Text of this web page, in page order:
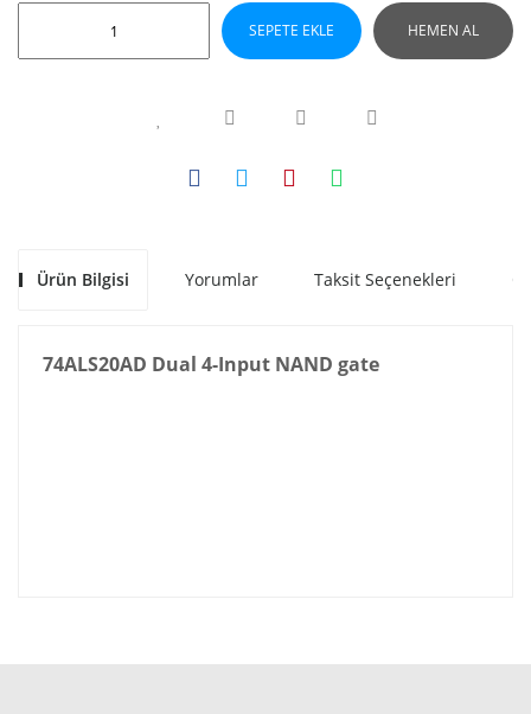
SEPETE EKLE HEMEN AL
Ürün Bilgisi Yorumlar Taksit Seçenekleri
74ALS20AD Dual 4-Input NAND gate